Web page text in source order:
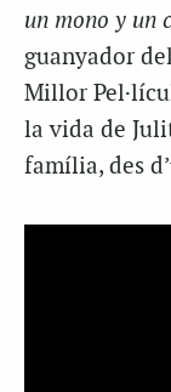
un mono y un
guanyador
Millor
la vida de
família, des